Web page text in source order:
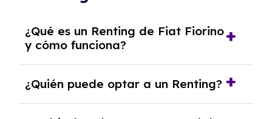
¿Qué es un Renting de Fiat Fiorino
y cómo funciona?
ElRenting de Fiat Fiorinoes una modalidad
¿Quién puede optar a un Renting?